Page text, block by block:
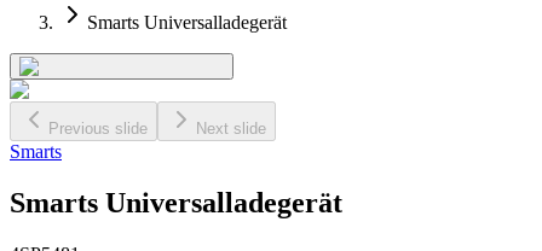
Smarts Universalladegerät
Previous slide Next slide
Smarts
Smarts Universalladegerät